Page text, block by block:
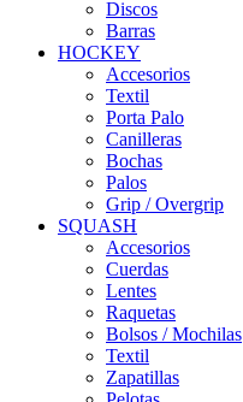
Discos
Barras
HOCKEY
Accesorios
Textil
Porta Palo
Canilleras
Bochas
Palos
Grip / Overgrip
SQUASH
Accesorios
Cuerdas
Lentes
Raquetas
Bolsos / Mochilas
Textil
Zapatillas